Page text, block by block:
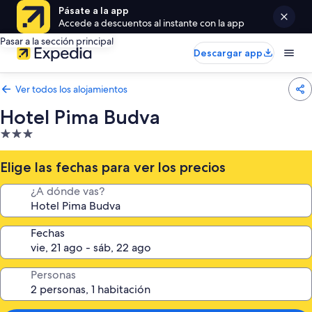
Pásate a la app
Accede a descuentos al instante con la app
Pasar a la sección principal
Descargar app
Ver todos los alojamientos
Hotel Pima Budva
Alojamiento
de
3.0 estrellas
Elige las fechas para ver los precios
¿A dónde vas?
Fechas
Personas